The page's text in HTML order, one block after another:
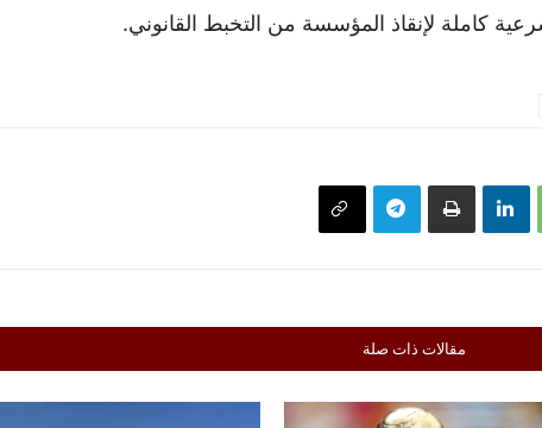
كاملة لإنقاذ المؤسسة من التخبط القانوني.
مقالات ذات صلة